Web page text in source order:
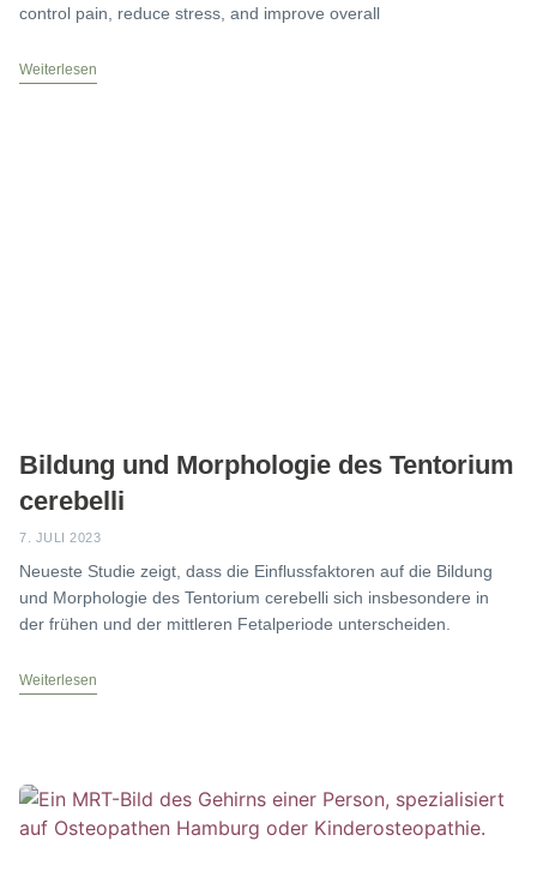
control pain, reduce stress, and improve overall
Weiterlesen
Bildung und Morphologie des Tentorium
cerebelli
7. JULI 2023
Neueste Studie zeigt, dass die Einflussfaktoren auf die Bildung
und Morphologie des Tentorium cerebelli sich insbesondere in
der frühen und der mittleren Fetalperiode unterscheiden.
Weiterlesen